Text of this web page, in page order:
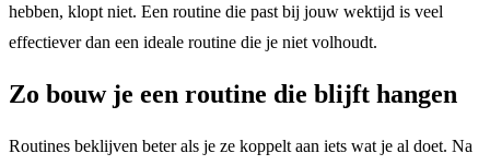
hebben, klopt niet. Een routine die past bij jouw wektijd is veel
effectiever dan een ideale routine die je niet volhoudt.
Zo bouw je een routine die blijft hangen
Routines beklijven beter als je ze koppelt aan iets wat je al doet. Na